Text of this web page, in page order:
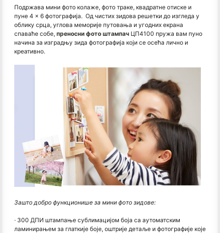
Подржава мини фото колаже, фото траке, квадратне отиске и
пуне 4 × 6 фотографија. Од чистих зидова решетки до изгледа у
облику срца, углова меморије путовања и угодних екрана
спаваће собе, преносни фото штампач ЦП4100 пружа вам пуно
начина за изградњу зида фотографија који се осећа лично и
креативно.
Зашто добро функционише за мини фото зидове:
· 300 ДПИ штампање сублимацијом боја са аутоматским
ламинирањем за глаткије боје, оштрије детаље и фотографије које